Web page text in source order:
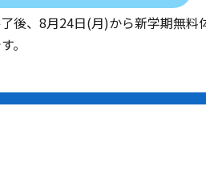
後、 8月24日(月)から新学期無料
。